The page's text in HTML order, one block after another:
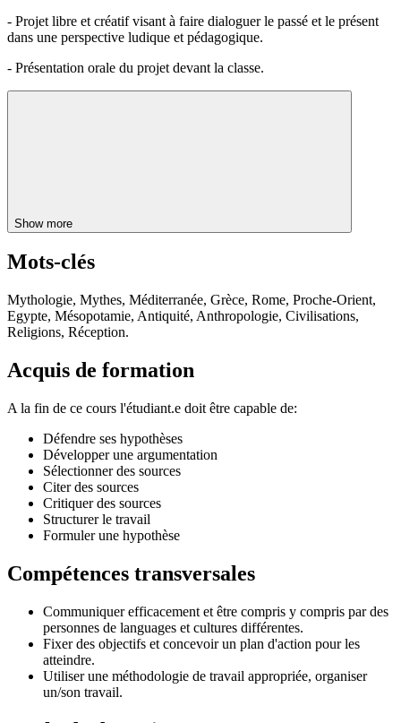
- Projet libre et créatif visant à faire dialoguer le passé et le présent
dans une perspective ludique et pédagogique.
- Présentation orale du projet devant la classe.
Show more
Mots-clés
Mythologie, Mythes, Méditerranée, Grèce, Rome, Proche-Orient,
Egypte, Mésopotamie, Antiquité, Anthropologie, Civilisations,
Religions, Réception.
Acquis de formation
A la fin de ce cours l'étudiant.e doit être capable de:
Défendre ses hypothèses
Développer une argumentation
Sélectionner des sources
Citer des sources
Critiquer des sources
Structurer le travail
Formuler une hypothèse
Compétences transversales
Communiquer efficacement et être compris y compris par des
personnes de languages et cultures différentes.
Fixer des objectifs et concevoir un plan d'action pour les
atteindre.
Utiliser une méthodologie de travail appropriée, organiser
un/son travail.